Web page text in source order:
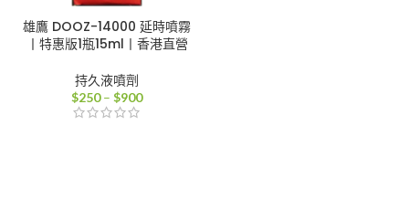
雄鷹 DOOZ-14000 延時噴霧
丨特惠版1瓶15ml丨香港直營
持久液噴劑
$250 – $900價